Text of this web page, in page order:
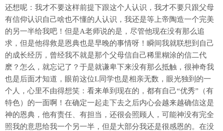
还想呢：我才不要这样前提下跟这个人认识，我才不要只跟父母
有信仰认识自己啥也不懂的人认识，我还是等上帝陶造一个完美
的另一半给我吧！但是A老师说的是，尽管他现在没有那么追
求，但是他得救是恩典也是早晚的事情呀！瞬间我就联想到自己
的成长经历，曾经我不就是那个父母信自己稀里糊涂的信二代
麽？怎么，就忘记了？于是就谦卑下来没有那么抵触，很神奇我
也是后面才知道，眼前这位L同学也是相亲无数，眼光独到的一
个人，心里不由得想笑：看来单到现在的，都有自己“优秀”（有
特色）的一面啊！在确定一起走下去之后内心会越来越确信这是
神的恩典，他有责任、有担当，还很会照顾人，可能神没有完全
照我的意思给我一个另一半，但是大部分我还是很感恩的。在没